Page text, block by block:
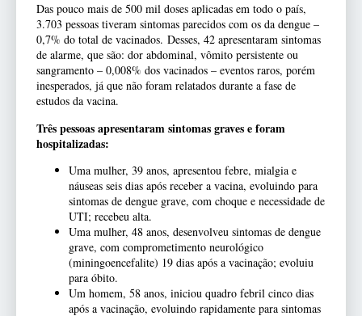
Das pouco mais de 500 mil doses aplicadas em todo o país,
3.703 pessoas tiveram sintomas parecidos com os da dengue –
0,7% do total de vacinados. Desses, 42 apresentaram sintomas
de alarme, que são: dor abdominal, vômito persistente ou
sangramento – 0,008% dos vacinados – eventos raros, porém
inesperados, já que não foram relatados durante a fase de
estudos da vacina.
Três pessoas apresentaram sintomas graves e foram
hospitalizadas:
Uma mulher, 39 anos, apresentou febre, mialgia e
náuseas seis dias após receber a vacina, evoluindo para
sintomas de dengue grave, com choque e necessidade de
UTI; recebeu alta.
Uma mulher, 48 anos, desenvolveu sintomas de dengue
grave, com comprometimento neurológico
(miningoencefalite) 19 dias após a vacinação; evoluiu
para óbito.
Um homem, 58 anos, iniciou quadro febril cinco dias
após a vacinação, evoluindo rapidamente para sintomas